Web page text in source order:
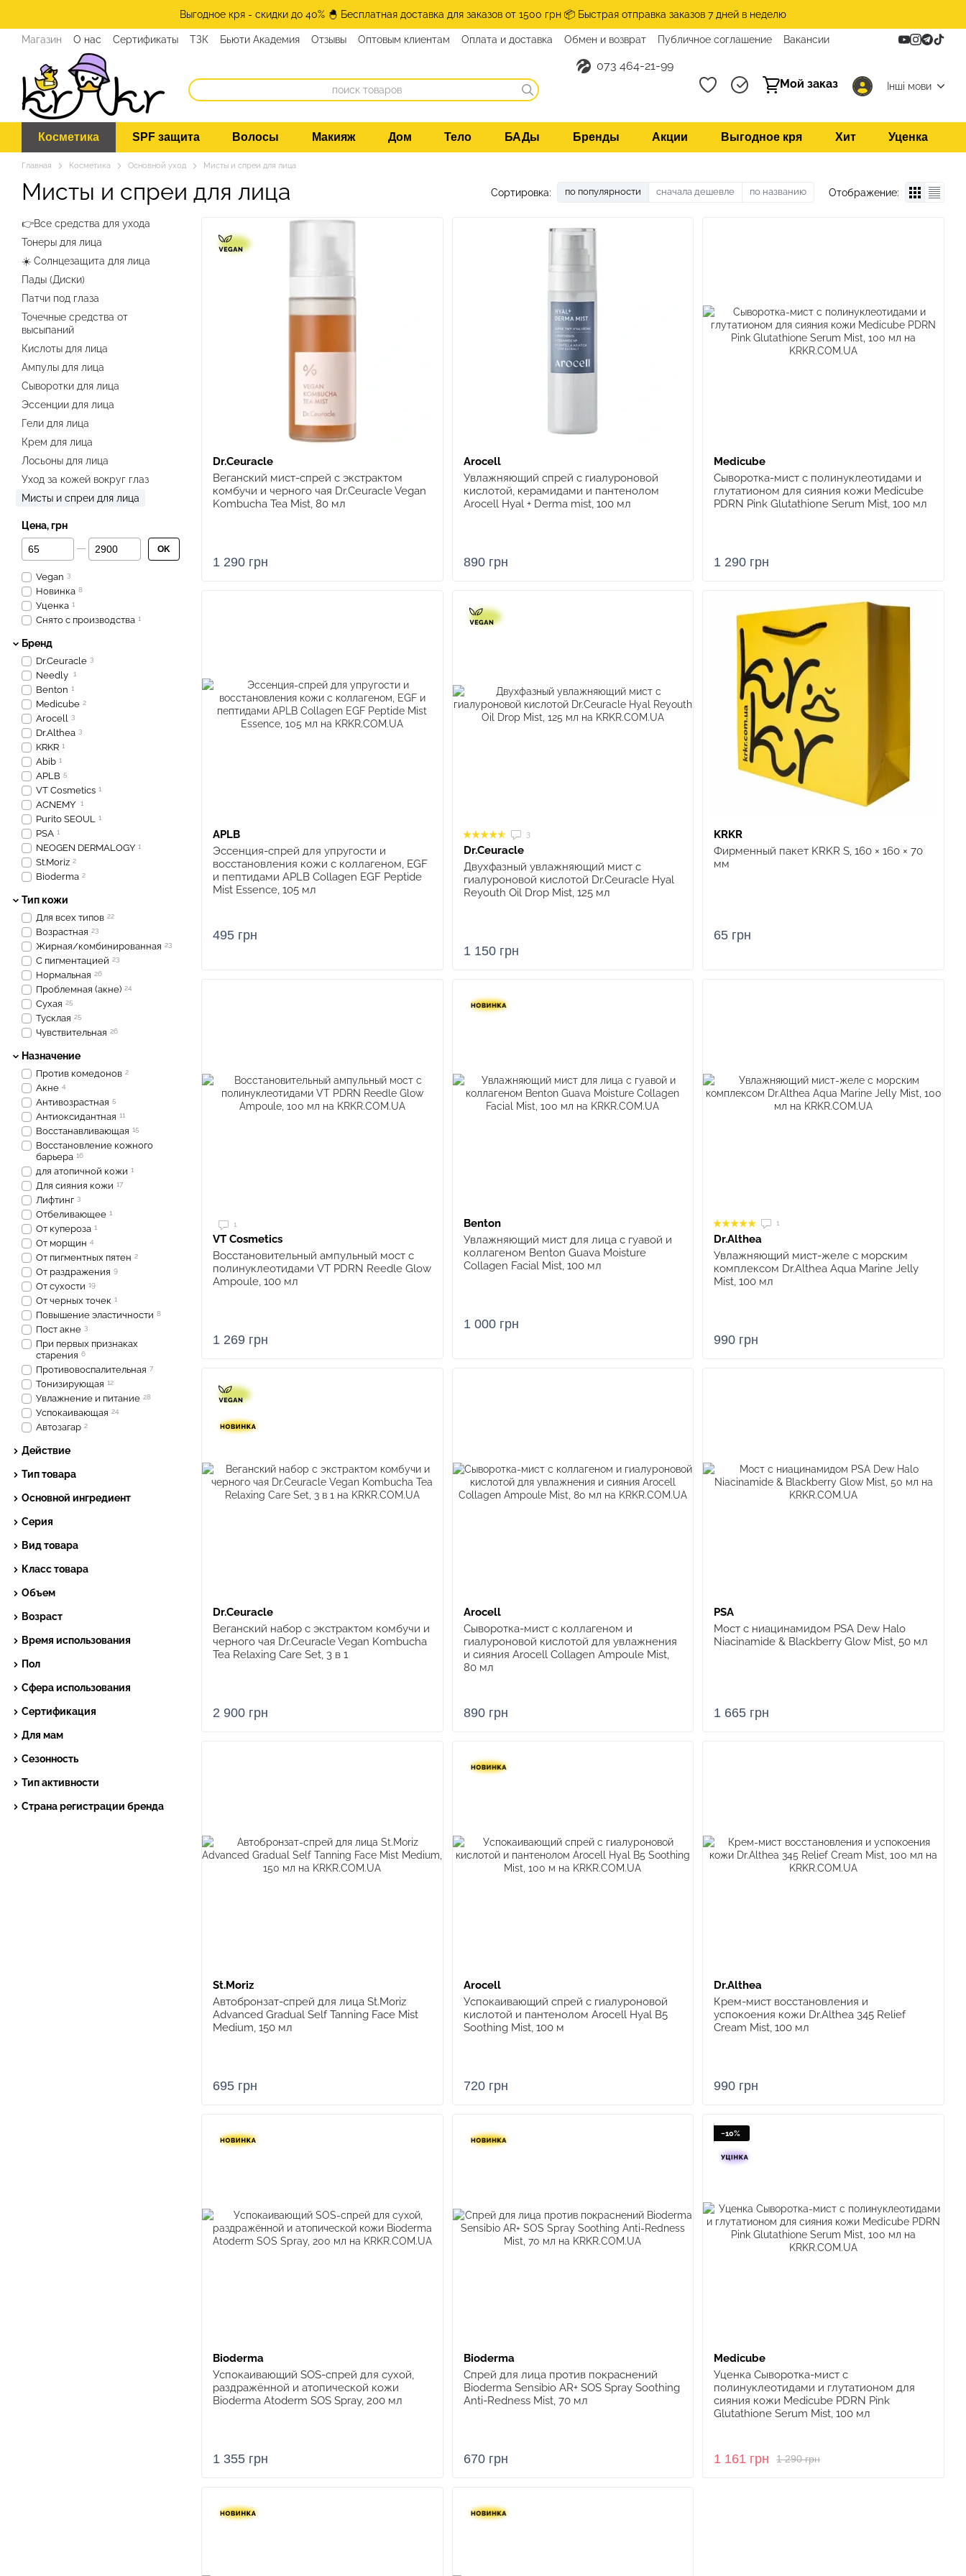
Выгодное кря - скидки до 40% 🐣 Бесплатная доставка для заказов от 1500 грн 📦 Быстрая отправка заказов 7 дней в неделю
Магазин О нас Сертификаты ТЗК Бьюти Академия Отзывы Оптовым клиентам Оплата и доставка Обмен и возврат Публичное соглашение
Вакансии
Программа лояльности
073 464-21-99
Мой заказ
Інші мови
Косметика SPF защита Волосы Макияж Дом Тело БАДы Бренды Акции Выгодное кря Хит Уценка
Главная Косметика Основной уход Мисты и спреи для лица
Мисты и спреи для лица Сортировка: по популярности сначала дешевле по названию Отображение:
Dr.Ceuracle
Веганский мист-спрей с экстрактом
комбучи и черного чая Dr.Ceuracle Vegan
Kombucha Tea Mist, 80 мл
1 290 грн
Arocell
Увлажняющий спрей с гиалуроновой
кислотой, керамидами и пантенолом
Arocell Hyal + Derma mist, 100 мл
890 грн
Medicube
Сыворотка-мист с полинуклеотидами и
глутатионом для сияния кожи Medicube
PDRN Pink Glutathione Serum Mist, 100 мл
1 290 грн
APLB
Эссенция-спрей для упругости и
восстановления кожи с коллагеном, EGF
и пептидами APLB Collagen EGF Peptide
Mist Essence, 105 мл
495 грн
3
Dr.Ceuracle
Двухфазный увлажняющий мист с
гиалуроновой кислотой Dr.Ceuracle Hyal
Reyouth Oil Drop Mist, 125 мл
1 150 грн
KRKR
Фирменный пакет KRKR S, 160 × 160 × 70
мм
65 грн
1
VT Cosmetics
Восстановительный ампульный мост с
полинуклеотидами VT PDRN Reedle Glow
Ampoule, 100 мл
1 269 грн
Benton
Увлажняющий мист для лица с гуавой и
коллагеном Benton Guava Moisture
Collagen Facial Mist, 100 мл
1 000 грн
1
Dr.Althea
Увлажняющий мист-желе с морским
комплексом Dr.Althea Aqua Marine Jelly
Mist, 100 мл
990 грн
Dr.Ceuracle
Веганский набор с экстрактом комбучи и
черного чая Dr.Ceuracle Vegan Kombucha
Tea Relaxing Care Set, 3 в 1
2 900 грн
Arocell
Сыворотка-мист с коллагеном и
гиалуроновой кислотой для увлажнения
и сияния Arocell Collagen Ampoule Mist,
80 мл
890 грн
PSA
Мост с ниацинамидом PSA Dew Halo
Niacinamide & Blackberry Glow Mist, 50 мл
1 665 грн
St.Moriz
Автобронзат-спрей для лица St.Moriz
Advanced Gradual Self Tanning Face Mist
Medium, 150 мл
695 грн
Arocell
Успокаивающий спрей с гиалуроновой
кислотой и пантенолом Arocell Hyal B5
Soothing Mist, 100 м
720 грн
Dr.Althea
Крем-мист восстановления и
успокоения кожи Dr.Althea 345 Relief
Cream Mist, 100 мл
990 грн
Bioderma
Успокаивающий SOS-спрей для сухой,
раздражённой и атопической кожи
Bioderma Atoderm SOS Spray, 200 мл
1 355 грн
Bioderma
Спрей для лица против покраснений
Bioderma Sensibio AR+ SOS Spray Soothing
Anti-Redness Mist, 70 мл
670 грн
−10%
Medicube
Уценка Сыворотка-мист с
полинуклеотидами и глутатионом для
сияния кожи Medicube PDRN Pink
Glutathione Serum Mist, 100 мл
1 290 грн
1 161 грн
👉Все средства для ухода
Тонеры для лица
☀️ Солнцезащита для лица
Пады (Диски)
Патчи под глаза
Точечные средства от
высыпаний
Кислоты для лица
Ампулы для лица
Сыворотки для лица
Эссенции для лица
Гели для лица
Крем для лица
Лосьоны для лица
Уход за кожей вокруг глаз
Мисты и спреи для лица
Цена, грн
От Цена, грн
До Цена, грн OK
Vegan 3
Новинка 8
Уценка 1
Снято с производства 1
Бренд
Dr.Ceuracle 3
Needly 1
Benton 1
Medicube 2
Arocell 3
Dr.Althea 3
KRKR 1
Abib 1
APLB 5
VT Cosmetics 1
ACNEMY 1
Purito SEOUL 1
PSA 1
NEOGEN DERMALOGY 1
St.Moriz 2
Bioderma 2
Тип кожи
Для всех типов 22
Возрастная 23
Жирная/комбинированная 23
С пигментацией 23
Нормальная 26
Проблемная (акне) 24
Сухая 25
Тусклая 25
Чувствительная 26
Назначение
Против комедонов 2
Акне 4
Антивозрастная 5
Антиоксидантная 11
Восстанавливающая 15
Восстановление кожного
барьера 16
для атопичной кожи 1
Для сияния кожи 17
Лифтинг 3
Отбеливающее 1
От купероза 1
От морщин 4
От пигментных пятен 2
От раздражения 9
От сухости 19
От черных точек 1
Повышение эластичности 8
Пост акне 3
При первых признаках
старения 6
Противовоспалительная 7
Тонизирующая 12
Увлажнение и питание 28
Успокаивающая 24
Автозагар 2
Действие
Тип товара
Основной ингредиент
Серия
Вид товара
Класс товара
Объем
Возраст
Время использования
Пол
Сфера использования
Сертификация
Для мам
Сезонность
Тип активности
Страна регистрации бренда